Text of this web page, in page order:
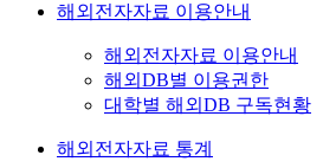
해외전자자료 이용안내
해외전자자료 이용안내
해외DB별 이용권한
대학별 해외DB 구독현황
해외전자자료 통계